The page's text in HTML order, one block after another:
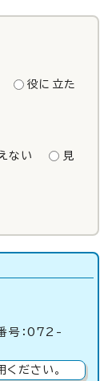
役に立た
ない
見
号：072-
ださい。